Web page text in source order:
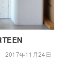
2017年11月24日